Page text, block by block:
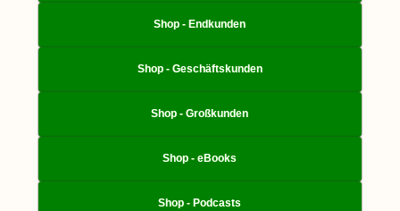
Shop - Endkunden
Shop - Geschäftskunden
Shop - Großkunden
Shop - eBooks
Shop - Podcasts